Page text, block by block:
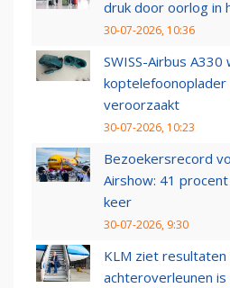
druk door oorlog in
30-07-2026, 10:36
SWISS-Airbus
koptelefoonoplader
veroorzaakt
30-07-2026, 10:23
Bezoekersrecord
Airshow: 41
keer
30-07-2026, 9:30
KLM ziet
achteroverleunen